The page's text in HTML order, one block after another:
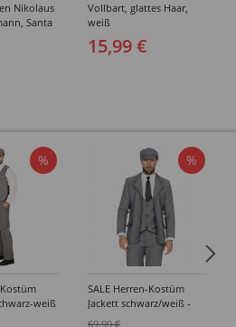
Nikolaus
Santa
Perücke,
Vollbart, glattes Haar,
weiß
15,99 €
%
weiß
Größen
%
SALE Herren-Kostüm
Jackett schwarz/weiß -
Verschiedene Größen
69,99 €